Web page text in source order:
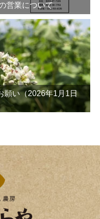
営業について
願い（2026年1月1日